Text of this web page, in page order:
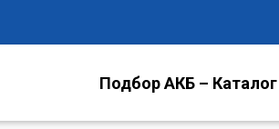
Подбор АКБ – Каталог